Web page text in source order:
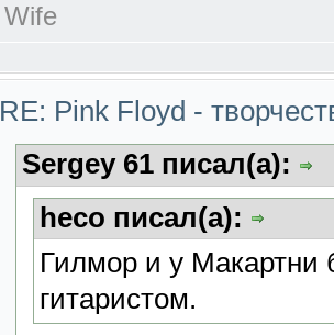
Wife
RE: Pink Floyd -
Sergey 61 писал(а):
heco писал(а):
Гилмор и у
гитаристом.